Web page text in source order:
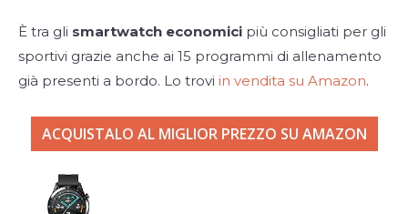
È tra gli smartwatch economici più consigliati per gli
sportivi grazie anche ai 15 programmi di allenamento
già presenti a bordo. Lo trovi in vendita su Amazon.
ACQUISTALO AL MIGLIOR PREZZO SU AMAZON